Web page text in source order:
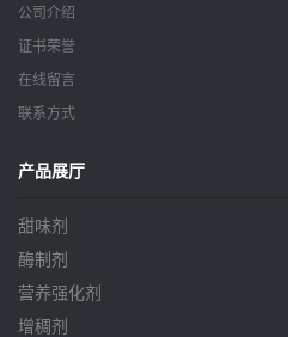
公司介绍
证书荣誉
在线留言
联系方式
产品展厅
甜味剂
酶制剂
营养强化剂
增稠剂